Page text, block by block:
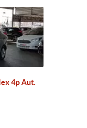
4p Aut.